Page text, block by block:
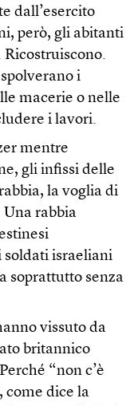
dall’esercito
però, gli abitanti
i
macerie o nelle
i lavori.
mentre
gli infissi delle
la voglia di
rabbia
soldati israeliani
soprattutto senza
vissuto da
britannico
“non c’è
come dice la